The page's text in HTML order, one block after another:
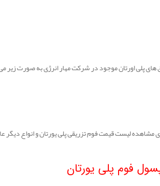
های پلی اورتان موجود در شرکت مهار انرژی به صورت زیر
لیست قیمت فوم تزریقی پلی یورتان و انواع دیگر
فوم پلی یورتان